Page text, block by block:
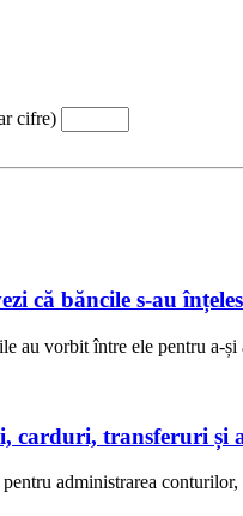
cifre)
că băncile s-au
au vorbit între ele pentru
carduri, transferuri și
administrarea